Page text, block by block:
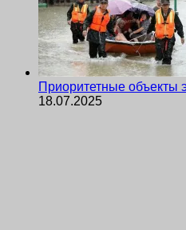
Приоритетные объекты
18.07.2025